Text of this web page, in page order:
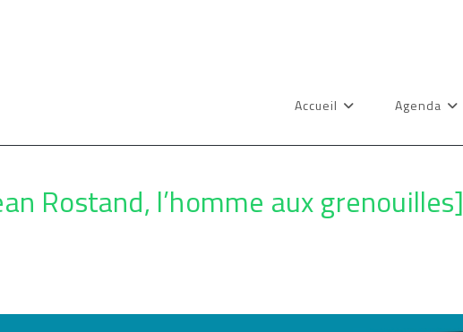
Accueil Agenda
Rostand, l’homme aux grenouilles]